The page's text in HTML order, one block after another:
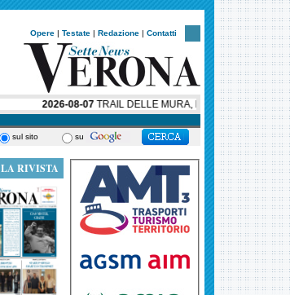
Opere | Testate | Redazione | Contatti
2026-08-07TRAIL DELLE MURA, LA NOTTE VERONESE
sul sito su
LA RIVISTA